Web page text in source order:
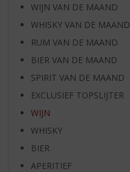
WIJN VAN DE MAAND
WHISKY VAN DE MAAND
RUM VAN DE MAAND
BIER VAN DE MAAND
SPIRIT VAN DE MAAND
EXCLUSIEF TOPSLIJTER
WIJN
WHISKY
BIER
APERITIEF